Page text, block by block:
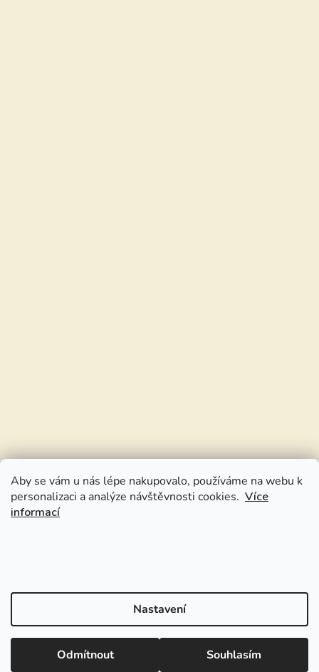
Aby se vám u nás lépe nakupovalo, používáme na webu k
personalizaci a analýze návštěvnosti cookies. Více
informací
Nastavení
Odmítnout Souhlasím